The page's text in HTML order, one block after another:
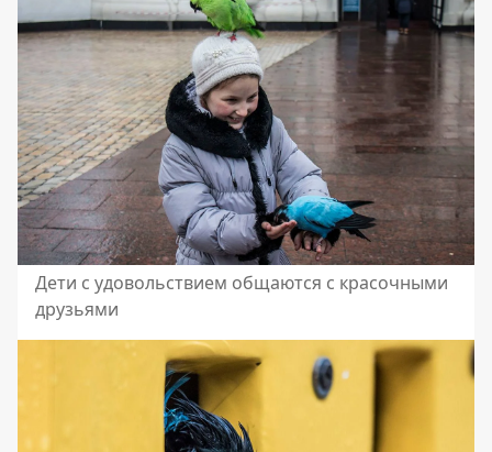
Дети с удовольствием общаются с красочными
друзьями